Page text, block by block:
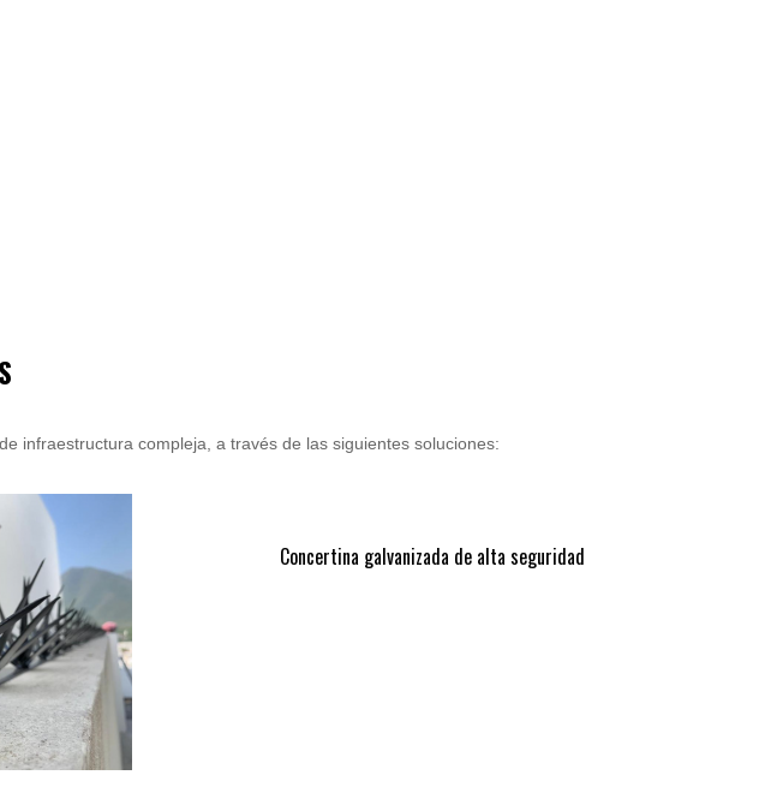
infraestructura compleja, a través de las siguientes soluciones:
Concertina galvanizada de alta seguridad